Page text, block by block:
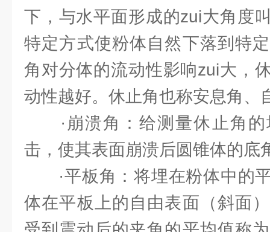
下，与水平面形成的zui大角度
特定方式使粉体自然下落到特
角对分体的流动性影响zui大，
动性越好。休止角也称安息角、
·崩溃角：给测量休止角的
击，使其表面崩溃后圆锥体的底
·平板角：将埋在粉体中的
体在平板上的自由表面（斜面